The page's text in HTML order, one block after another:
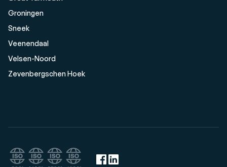
Groningen
Sneek
Veenendaal
Velsen-Noord
Zevenbergschen Hoek